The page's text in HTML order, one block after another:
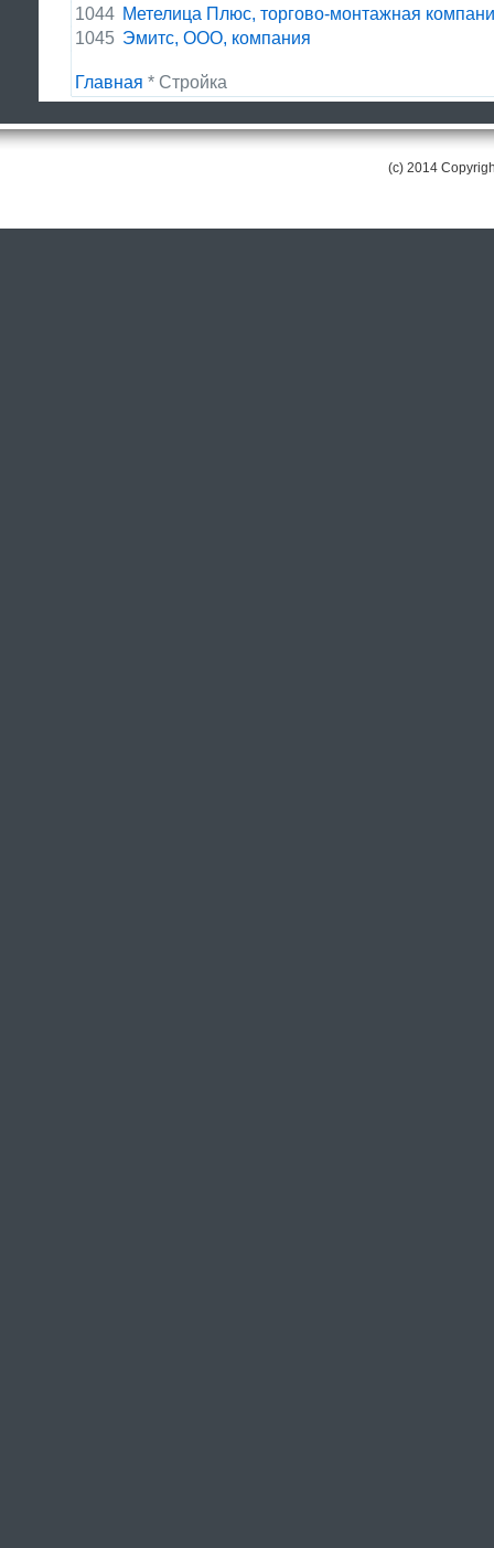
1044 Метелица Плюс, торгово-монтажная
1045 Эмитс, ООО, компания
Главная * Стройка
(c) 2014